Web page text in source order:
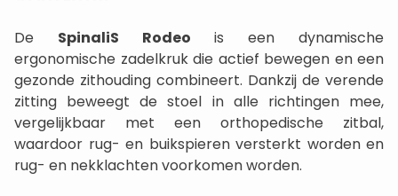
De SpinaliS Rodeo is een dynamische
ergonomische zadelkruk die actief bewegen en een
gezonde zithouding combineert. Dankzij de verende
zitting beweegt de stoel in alle richtingen mee,
vergelijkbaar met een orthopedische zitbal,
waardoor rug- en buikspieren versterkt worden en
rug- en nekklachten voorkomen worden.